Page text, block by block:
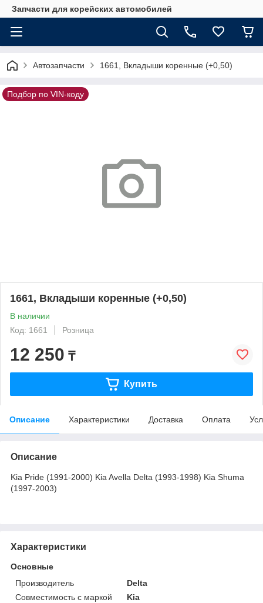
Запчасти для корейских автомобилей
Автозапчасти 1661, Вкладыши коренные (+0,50)
Подбор по VIN-коду
1661, Вкладыши коренные (+0,50)
В наличии
Код: 1661
Розница
12 250 ₸
Купить
Описание Характеристики Доставка Оплата
Описание
Kia Pride (1991-2000) Kia Avella Delta (1993-1998) Kia Shuma
(1997-2003)
Характеристики
Основные
Производитель
Delta
Совместимость с маркой
Kia